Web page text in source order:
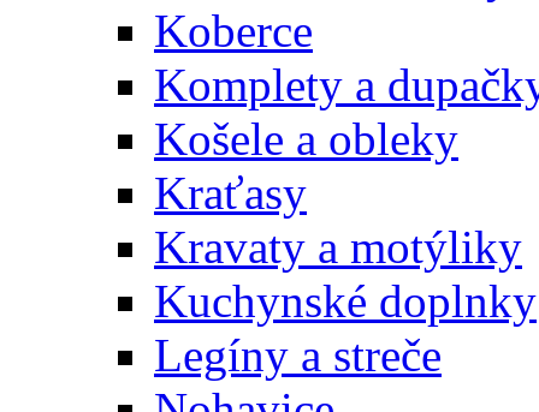
Koberce
Komplety a
Košele a obleky
Kraťasy
Kravaty a motýliky
Kuchynské doplnky
Legíny a streče